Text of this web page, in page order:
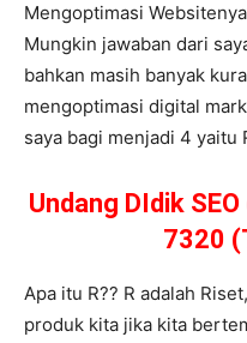
Mengoptimasi
Mungkin jawaban dari
bahkan masih banyak
mengoptimasi digital
saya bagi menjadi 4 yaitu
Undang DIdik
7320
Apa itu R?? R adalah
produk kita jika kita